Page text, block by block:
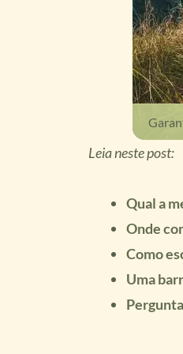
Leia neste post:
Qual a
Onde
Como
Uma